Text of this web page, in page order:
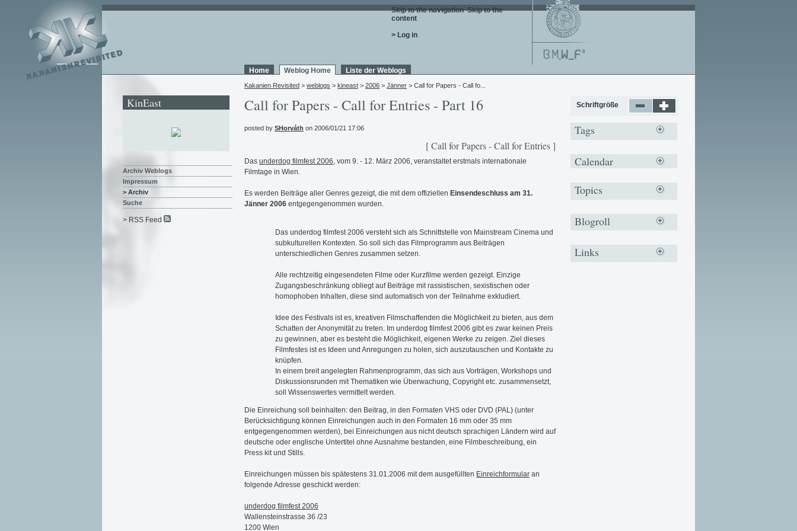
Skip to the navigation. Skip to the
content.
> Log in
Home Weblog Home Liste der Weblogs
Kakanien Revisited > weblogs > kineast > 2006 > Jänner > Call for Papers - Call fo...
Call for Papers - Call for Entries - Part 16
posted by SHorváth on 2006/01/21 17:06
[ Call for Papers - Call for Entries ]
Das underdog filmfest 2006 , vom 9. - 12. März 2006, veranstaltet erstmals internationale
Filmtage in Wien.
Es werden Beiträge aller Genres gezeigt, die mit dem offiziellen Einsendeschluss am 31.
Jänner 2006 entgegengenommen wurden.
Das underdog filmfest 2006 versteht sich als Schnittstelle von Mainstream Cinema und
subkulturellen Kontexten. So soll sich das Filmprogramm aus Beiträgen
unterschiedlichen Genres zusammen setzen.
Alle rechtzeitig eingesendeten Filme oder Kurzfilme werden gezeigt. Einzige
Zugangsbeschränkung obliegt auf Beiträge mit rassistischen, sexistischen oder
homophoben Inhalten, diese sind automatisch von der Teilnahme exkludiert.
Idee des Festivals ist es, kreativen Filmschaffenden die Möglichkeit zu bieten, aus dem
Schatten der Anonymität zu treten. Im underdog filmfest 2006 gibt es zwar keinen Preis
zu gewinnen, aber es besteht die Möglichkeit, eigenen Werke zu zeigen. Ziel dieses
Filmfestes ist es Ideen und Anregungen zu holen, sich auszutauschen und Kontakte zu
knüpfen.
In einem breit angelegten Rahmenprogramm, das sich aus Vorträgen, Workshops und
Diskussionsrunden mit Thematiken wie Überwachung, Copyright etc. zusammensetzt,
soll Wissenswertes vermittelt werden.
Die Einreichung soll beinhalten: den Beitrag, in den Formaten VHS oder DVD (PAL) (unter
Berücksichtigung können Einreichungen auch in den Formaten 16 mm oder 35 mm
entgegengenommen werden), bei Einreichungen aus nicht deutsch sprachigen Ländern wird auf
deutsche oder englische Untertitel ohne Ausnahme bestanden, eine Filmbeschreibung, ein
Press kit und Stills.
Einreichungen müssen bis spätestens 31.01.2006 mit dem ausgefüllten Einreichformular an
folgende Adresse geschickt werden:
underdog filmfest 2006
Wallensteinstrasse 36 /23
1200 Wien
KinEast
Archiv Weblogs
Impressum
> Archiv
Suche
> RSS Feed
Schriftgröße
Tags
Calendar
Topics
Blogroll
Links